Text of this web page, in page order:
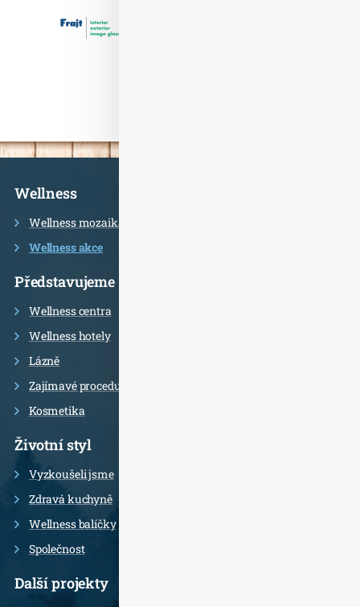
Informace
Wellness
Wellness mozaika
Wellness akce
Představujeme
Wellness centra
Wellness hotely
Lázně
Zajímavé procedury
Kosmetika
Životní styl
Vyzkoušeli jsme
Zdravá kuchyně
Wellness balíčky
Společnost
Další projekty